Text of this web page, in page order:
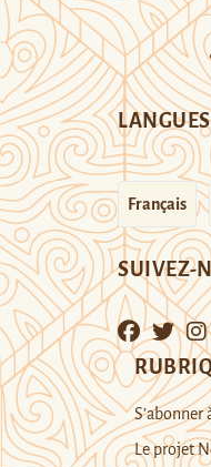
LANGUES
Français
SUIVEZ-
S’abonner
Le projet